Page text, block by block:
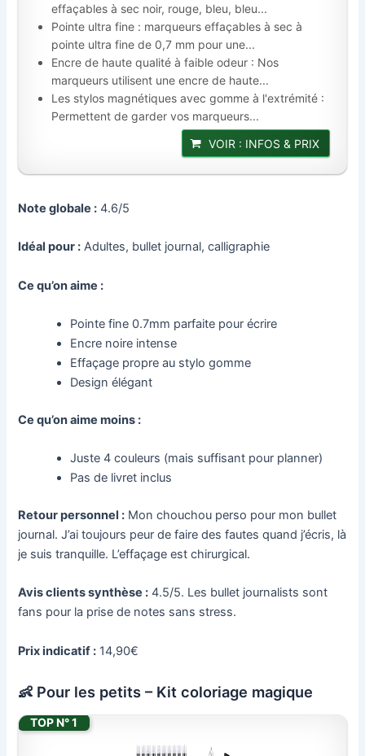
effaçables à sec noir, rouge, bleu, bleu...
Pointe ultra fine : marqueurs effaçables à sec à
pointe ultra fine de 0,7 mm pour une...
Encre de haute qualité à faible odeur : Nos
marqueurs utilisent une encre de haute...
Les stylos magnétiques avec gomme à l'extrémité :
Permettent de garder vos marqueurs...
VOIR : INFOS & PRIX
Note globale : 4.6/5
Idéal pour : Adultes, bullet journal, calligraphie
Ce qu’on aime :
Pointe fine 0.7mm parfaite pour écrire
Encre noire intense
Effaçage propre au stylo gomme
Design élégant
Ce qu’on aime moins :
Juste 4 couleurs (mais suffisant pour planner)
Pas de livret inclus
Retour personnel : Mon chouchou perso pour mon bullet
journal. J’ai toujours peur de faire des fautes quand j’écris, là
je suis tranquille. L’effaçage est chirurgical.
Avis clients synthèse : 4.5/5. Les bullet journalists sont
fans pour la prise de notes sans stress.
Prix indicatif : 14,90€
👶 Pour les petits – Kit coloriage magique
TOP N° 1